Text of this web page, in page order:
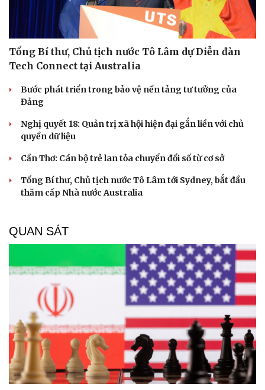
Tổng Bí thư, Chủ tịch nước Tô Lâm dự Diễn đàn
Tech Connect tại Australia
Bước phát triển trong bảo vệ nền tảng tư tưởng của
Đảng
Nghị quyết 18: Quản trị xã hội hiện đại gắn liền với chủ
quyền dữ liệu
Cần Thơ: Cán bộ trẻ lan tỏa chuyển đổi số từ cơ sở
Tổng Bí thư, Chủ tịch nước Tô Lâm tới Sydney, bắt đầu
thăm cấp Nhà nước Australia
QUAN SÁT